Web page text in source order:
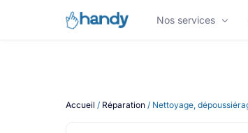
Nos services
Accueil / Réparation / Nettoyage,